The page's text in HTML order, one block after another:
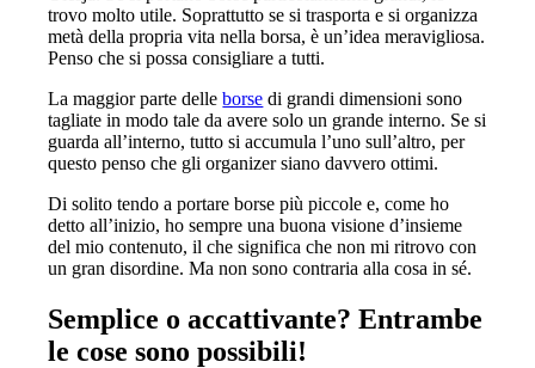
trovo molto utile. Soprattutto se si trasporta e si organizza
metà della propria vita nella borsa, è un’idea meravigliosa.
Penso che si possa consigliare a tutti.
La maggior parte delleborse di grandi dimensioni sono
tagliate in modo tale da avere solo un grande interno. Se si
guarda all’interno, tutto si accumula l’uno sull’altro, per
questo penso che gli organizer siano davvero ottimi.
Di solito tendo a portare borse più piccole e, come ho
detto all’inizio, ho sempre una buona visione d’insieme
del mio contenuto, il che significa che non mi ritrovo con
un gran disordine. Ma non sono contraria alla cosa in sé.
Semplice o accattivante? Entrambe
le cose sono possibili!